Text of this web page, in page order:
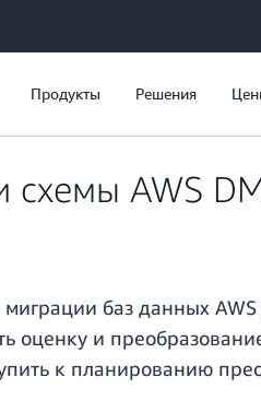
Продукты Решения
AWS
баз данных
оценку и
к планированию